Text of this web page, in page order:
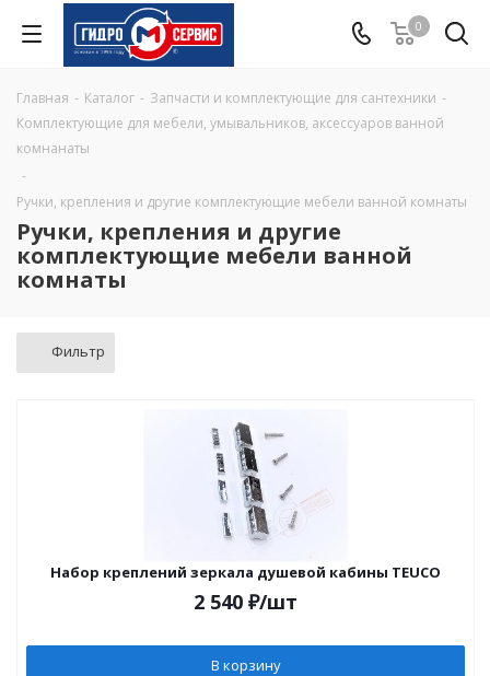
0
Главная - Каталог - Запчасти и комплектующие для сантехники -
Комплектующие для мебели, умывальников, аксессуаров ванной
комнанаты
-
Ручки, крепления и другие комплектующие мебели ванной комнаты
Ручки, крепления и другие
комплектующие мебели ванной
комнаты
Фильтр
Набор креплений зеркала душевой кабины TEUCO
2 540 ₽/шт
В корзину